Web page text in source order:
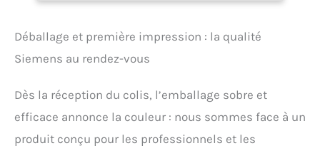
horizontal avec
connection inter
225 mm Largeur : 250 mm
Profondeur : 97 mm
Déballage et première impression : la qualité
Siemens au rendez-vous
Dès la réception du colis, l’emballage sobre et
efficace annonce la couleur : nous sommes face à un
produit conçu pour les professionnels et les